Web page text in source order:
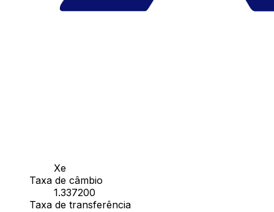
Xe
Taxa de câmbio
1.337200
Taxa de transferência